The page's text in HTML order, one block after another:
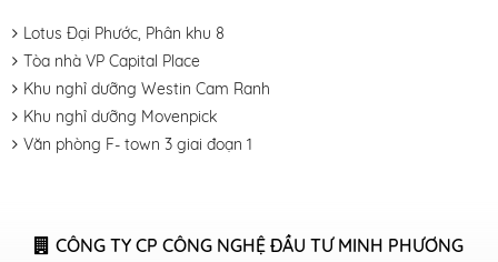
Lotus Đại Phước, Phân khu 8
Tòa nhà VP Capital Place
Khu nghỉ dưỡng Westin Cam Ranh
Khu nghỉ dưỡng Movenpick
Văn phòng F- town 3 giai đoạn 1
CÔNG TY CP CÔNG NGHỆ ĐẦU TƯ MINH PHƯƠNG